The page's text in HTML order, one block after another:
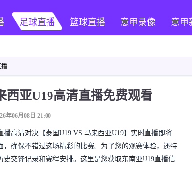
足球直播 篮球直播 意甲录像 意甲
播
西亚U19高清直播免费观看
年06月08日 21:00
播高清对决【泰国U19 VS 马来西亚U19】实时直播即将
，确保不错过这场精彩的比赛。为了您的观赛体验，还特
交锋记录和赛程安排。这里是您获取东南亚U19直播信